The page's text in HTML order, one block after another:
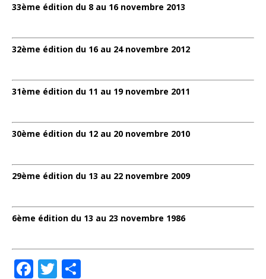
33ème édition du 8 au 16 novembre 2013
32ème édition du 16 au 24 novembre 2012
31ème édition du 11 au 19 novembre 2011
30ème édition du 12 au 20 novembre 2010
29ème édition du 13 au 22 novembre 2009
6ème édition du 13 au 23 novembre 1986
F T